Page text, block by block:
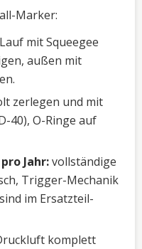
Marker:
Lauf mit Squeegee
außen mit
zerlegen und mit
40), O-Ringe auf
Jahr:vollständige
Trigger-Mechanik
im Ersatzteil-
komplett